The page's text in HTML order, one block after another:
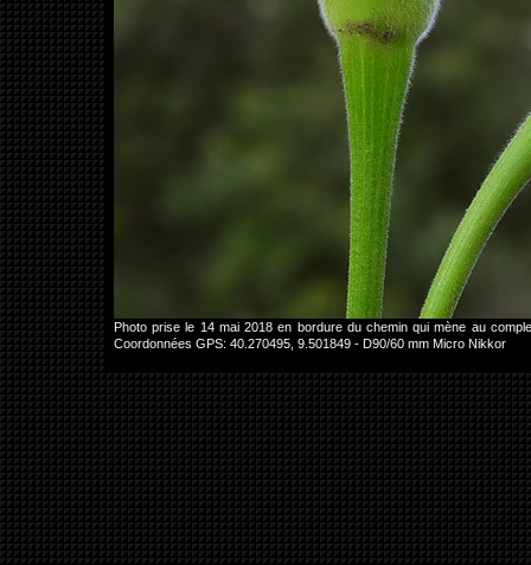
Photo prise le 14 mai 2018 en bordure du chemin qui mène au
Coordonnées GPS: 40.270495, 9.501849 - D90/60 mm Micro Nikkor